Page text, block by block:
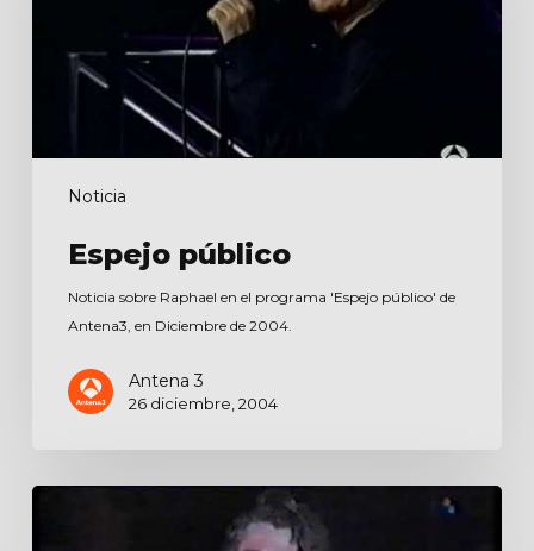
Noticia
Espejo público
Noticia sobre Raphael en el programa 'Espejo público' de
Antena3, en Diciembre de 2004.
Antena 3
26 diciembre, 2004
Noticias